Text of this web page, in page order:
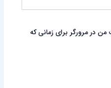
در مرورگر برای زمانی که